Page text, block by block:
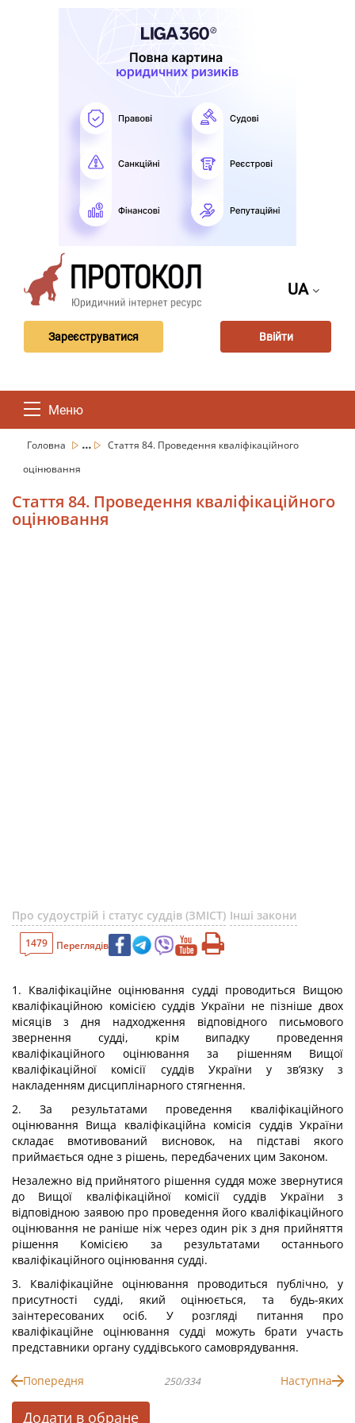
UA
Зареєструватися Ввійти
Меню
Головна ...
Стаття 84. Проведення кваліфікаційного
оцінювання
Стаття 84. Проведення кваліфікаційного
оцінювання
Про судоустрій і статус суддів (ЗМІСТ) Інші закони
1479 Переглядів
1. Кваліфікаційне оцінювання судді проводиться Вищою
кваліфікаційною комісією суддів України не пізніше двох
місяців з дня надходження відповідного письмового
звернення судді, крім випадку проведення
кваліфікаційного оцінювання за рішенням Вищої
кваліфікаційної комісії суддів України у зв’язку з
накладенням дисциплінарного стягнення.
2. За результатами проведення кваліфікаційного
оцінювання Вища кваліфікаційна комісія суддів України
складає вмотивований висновок, на підставі якого
приймається одне з рішень, передбачених цим Законом.
Незалежно від прийнятого рішення суддя може звернутися
до Вищої кваліфікаційної комісії суддів України з
відповідною заявою про проведення його кваліфікаційного
оцінювання не раніше ніж через один рік з дня прийняття
рішення Комісією за результатами останнього
кваліфікаційного оцінювання судді.
3. Кваліфікаційне оцінювання проводиться публічно, у
присутності судді, який оцінюється, та будь-яких
заінтересованих осіб. У розгляді питання про
кваліфікаційне оцінювання судді можуть брати участь
представники органу суддівського самоврядування.
Попередня 250/334 Наступна
Додати в обране